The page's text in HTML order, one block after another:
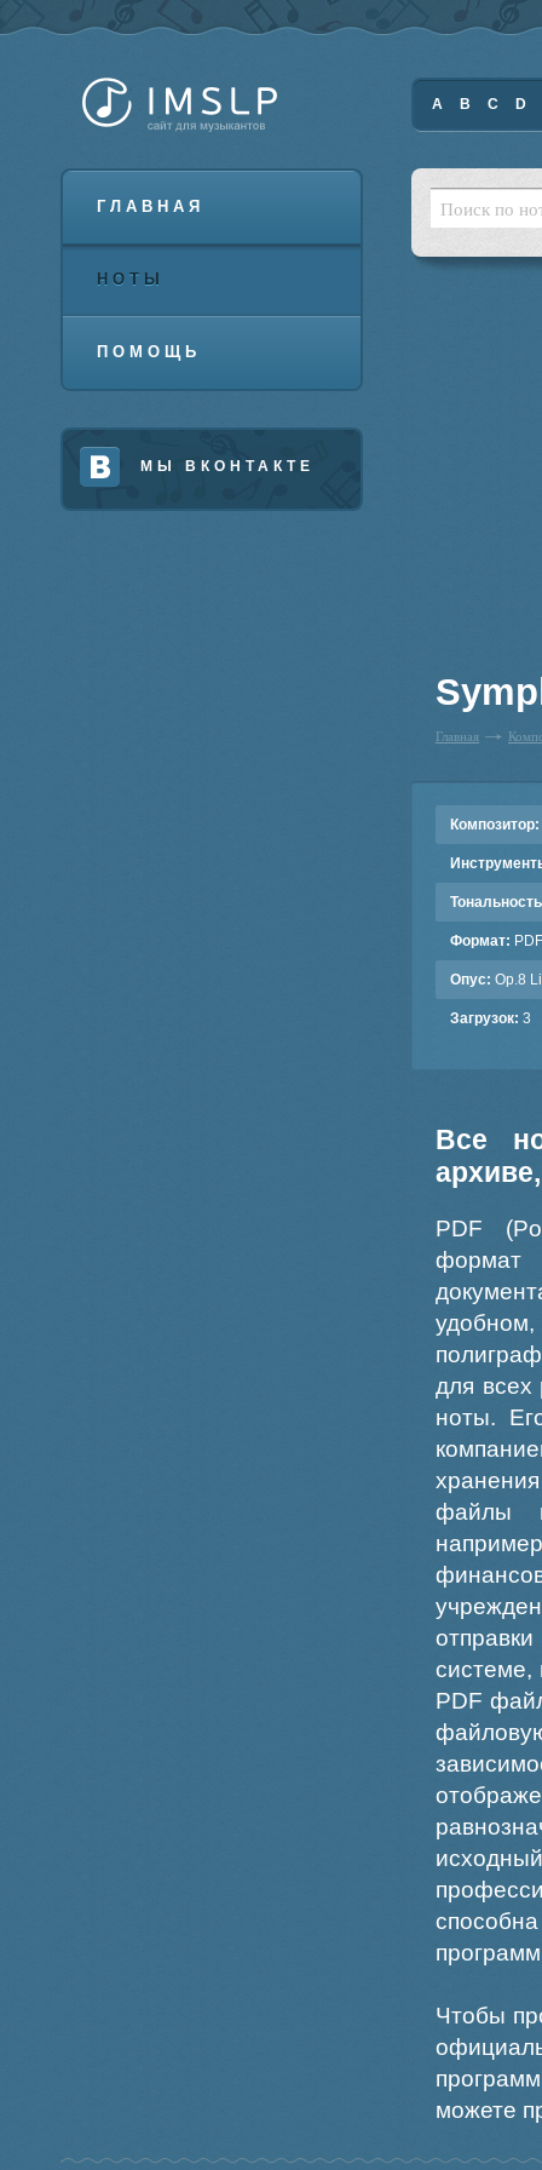
ГЛАВНАЯ
НОТЫ
ПОМОЩЬ
МЫ ВКОНТАКТЕ
A B C D
Главная
Композитор:
Формат: PDF
Опус: Op.8
Загрузок: 3
Все
PDF
формат
для всех
ноты.
файлы
системе,
PDF
Чтобы
можете